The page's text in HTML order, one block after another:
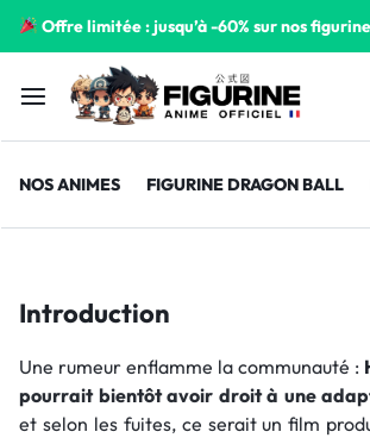
Offre limitée : jusqu’à -60% sur nos
NOS ANIMES FIGURINE DRAGON BALL
Introduction
Une rumeur enflamme la communauté :
pourrait bientôt avoir droit à une
et selon les fuites, ce serait un film